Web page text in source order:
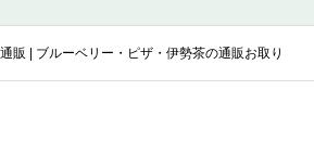
販 | ブルーベリー・ピザ・伊勢茶の通販お取り